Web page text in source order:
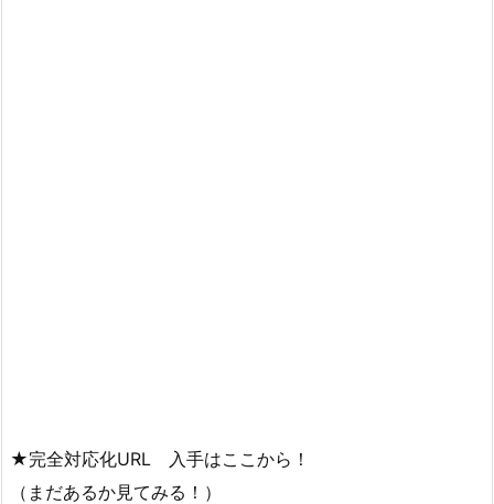
★完全対応化URL 入手はここから！
（まだあるか見てみる！）